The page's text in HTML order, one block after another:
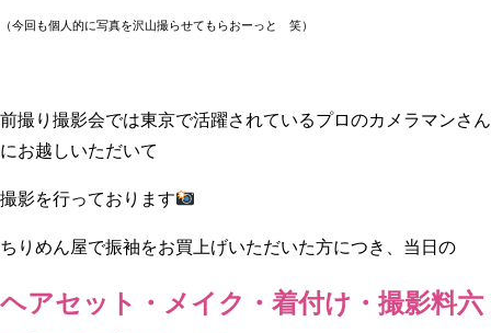
（今回も個人的に写真を沢山撮らせてもらおーっと 笑）
前撮り撮影会では東京で活躍されているプロのカメラマンさん
にお越しいただいて
撮影を行っております
ちりめん屋で振袖をお買上げいただいた方につき、当日の
ヘアセット・メイク・着付け・撮影料六